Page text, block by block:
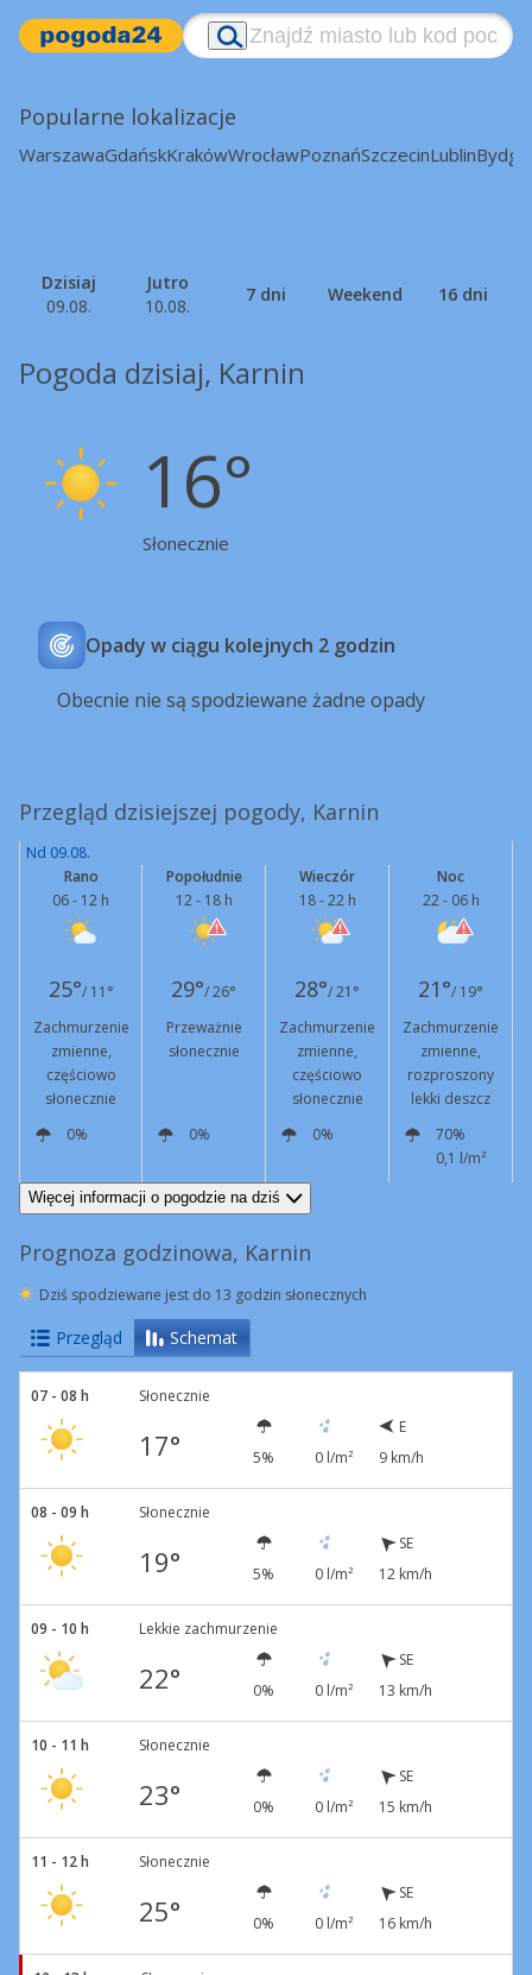
Popularne lokalizacje
WarszawaGdańskKrakówWrocławPoznańSzczecinLublin
Dzisiaj
09.08.
Jutro
10.08.
7 dni Weekend 16 dni
Pogoda dzisiaj, Karnin
16°
Słonecznie
Opady w ciągu kolejnych 2 godzin
Obecnie nie są spodziewane żadne opady
Przegląd dzisiejszej pogody, Karnin
Nd 09.08.
Rano
06 - 12 h
Popołudnie
12 - 18 h
Wieczór
18 - 22 h
Noc
22 - 06 h
25°/ 11° 29°/ 26° 28°/ 21° 21°/ 19°
Zachmurzenie
zmienne,
częściowo
słonecznie
Przeważnie
słonecznie
Zachmurzenie
zmienne,
częściowo
słonecznie
Zachmurzenie
zmienne,
rozproszony
lekki deszcz
0%
0% 0%
70%
0,1 l/m²
SE
11 km/h SE
13 km/h
Więcej informacji o pogodzie na dziś
Prognoza godzinowa, Karnin
Dziś spodziewane jest do 13 godzin słonecznych
Przegląd Schemat
07 - 08 h Słonecznie
17° 5% 0 l/m²
E
9 km/h
08 - 09 h Słonecznie
19° 5% 0 l/m²
SE
12 km/h
09 - 10 h Lekkie zachmurzenie
22° 0% 0 l/m²
SE
13 km/h
10 - 11 h Słonecznie
23° 0% 0 l/m²
SE
15 km/h
11 - 12 h Słonecznie
25° 0% 0 l/m²
SE
16 km/h